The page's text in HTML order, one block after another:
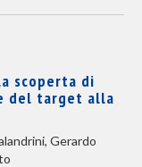
scoperta di
del target alla
Gerardo